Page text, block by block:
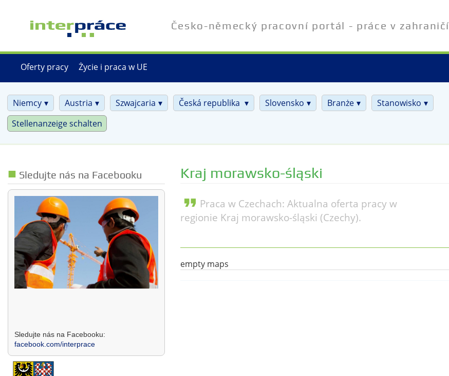
Česko-německý pracovní portál - práce v zahraničí
Oferty pracy Życie i praca w UE
Niemcy Austria Szwajcaria Česká republika Slovensko Branże
Stanowisko
Stellenanzeige schalten
Sledujte nás na Facebooku
Sledujte nás na Facebooku:
facebook.com/interprace
Kraj morawsko-śląski
format_quote Praca w Czechach: Aktualna oferta pracy w
regionie Kraj morawsko-śląski (Czechy).
empty maps